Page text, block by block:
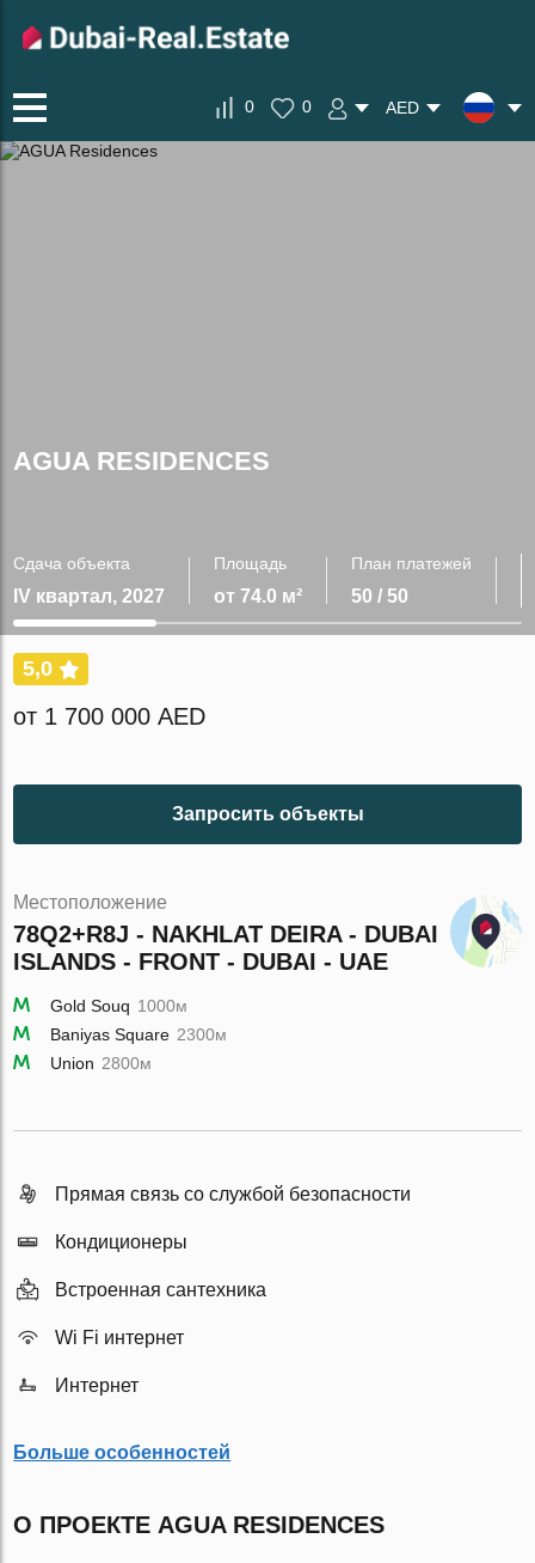
0 0 AED
AGUA RESIDENCES
Сдача объекта
IV квартал, 2027
Площадь
от 74.0 м²
План платежей
50 / 50
5,0
от 1 700 000 AED
Запросить объекты
Местоположение
78Q2+R8J - NAKHLAT DEIRA - DUBAI
ISLANDS - FRONT - DUBAI - UAE
Gold Souq 1000м
Baniyas Square 2300м
Union 2800м
Прямая связь со службой безопасности
Кондиционеры
Встроенная сантехника
Wi Fi интернет
Интернет
Больше особенностей
О ПРОЕКТЕ AGUA RESIDENCES